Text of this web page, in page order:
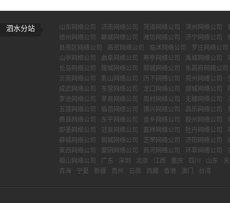
泗水分站 山东网络公司 济南网络公司 菏泽网络公司 滨州网络公司
德州网络公司
聊城网络公司 潍坊网络公司 济宁网络公司
县南区网络公司
高密网络公司 临沭网络公司
罗庄网络公司
山亭网络公司
曲阜网络公司 寒亭网络公司 禹城网络公司
长岛网络公司
陵城网络公司 郓城网络公司
东昌府网络公司
沂南网络公司
乳山网络公司 历下网络公司 兖州网络公司
成武网络公司
东营网络公司 龙口网络公司 郯城网络公司
李沧网络公司
莘县网络公司 周村网络公司 无棣网络公司
五莲网络公司
临邑网络公司 博兴网络公司 昌乐网络公司
费县网络公司
东平网络公司 金乡网络公司 胶州网络公司
即墨网络公司
冠县网络公司 嘉祥网络公司 牡丹网络公司
薛城网络公司
钢城网络公司 芝罘网络公司 济阳网络公司
莱西网络公司
蒙阴网络公司 商河网络公司 环翠网络公司
福山网络公司
广东 深圳 北京 江西 重庆 四川 山东
青海
宁夏 新疆 贵州 云南 西藏 香港 澳门 台湾